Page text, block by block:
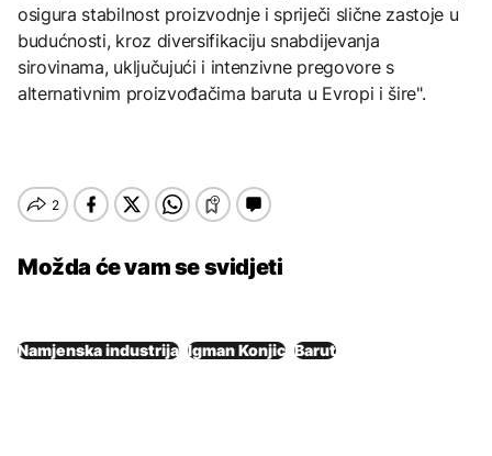
osigura stabilnost proizvodnje i spriječi slične zastoje u
budućnosti, kroz diversifikaciju snabdijevanja
sirovinama, uključujući i intenzivne pregovore s
alternativnim proizvođačima baruta u Evropi i šire".
Možda će vam se svidjeti
Namjenska industrija Igman Konjic Barut